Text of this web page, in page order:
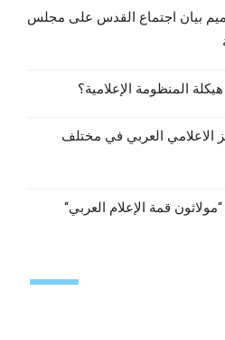
بيان اجتماع القدس على مجلس
المنظومة الإعلامية؟
الاعلامي العربي في مختلف
قمة الإعلام العربي“